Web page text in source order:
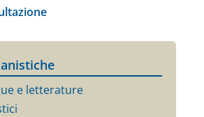
e letterature